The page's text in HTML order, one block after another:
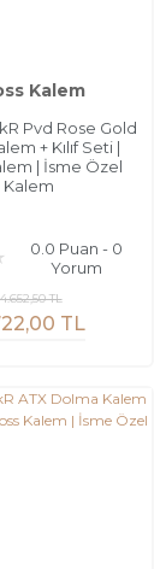
Kalem
Pvd Rose Gold
+ Kılıf Seti |
| İsme Özel
Kalem
0.0 Puan - 0
Yorum
TL
TL